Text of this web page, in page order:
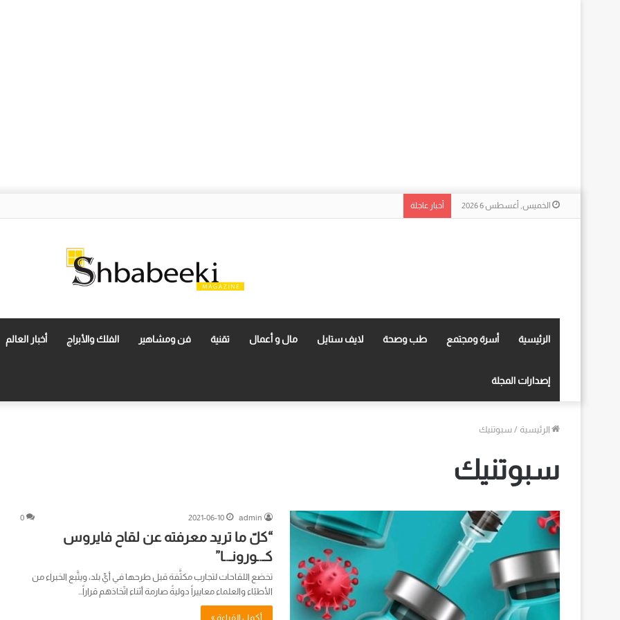
الخميس, أغسطس 6 2026 أخبار عاجلة
الرئيسية أسرة ومجتمع طب وصحة لايف ستايل مال و أعمال تقنية فن ومشاهير الفلك والأبراج أخبار العالم
إصدارات المجلة
الرئيسية / سبوتنيك
سبوتنيك
admin
2021-06-10
0
“كلّ ما تريد معرفته عن لقاح فايروس
كـ.ـورونـ.ـا”
تخضع اللقاحات لتجارب مكثَّفة قبل طرحها في أيِّ بلد، ويتَّبع الخبراء من
الأطبّاء والعلماء معاييراً دوليةً صارمة أثناء اتّخاذهم قراراً…
أكمل القراءة »